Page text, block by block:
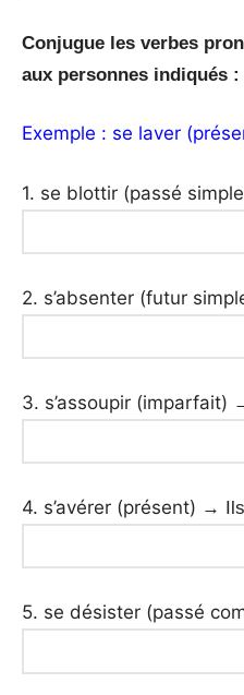
Conjugue les verbes
aux personnes indiqués :
Exemple : se laver
1. se blottir (passé
2. s’absenter (futur
3. s’assoupir (imparfait)
4. s’avérer (présent) → Ils
5. se désister (passé